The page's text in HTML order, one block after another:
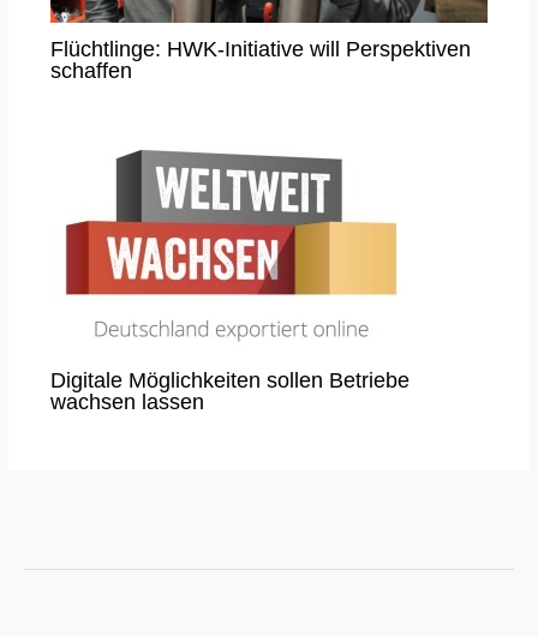
Flüchtlinge: HWK-Initiative will Perspektiven
schaffen
Digitale Möglichkeiten sollen Betriebe
wachsen lassen